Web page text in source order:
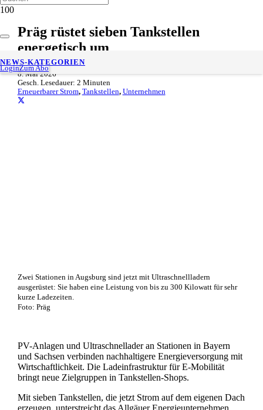
LoginZum Abo
NEWS-KATEGORIEN
Präg rüstet sieben Tankstellen
energetisch um
8. Mai 2026
Gesch. Lesedauer: 2 Minuten
Erneuerbarer Strom, Tankstellen, Unternehmen
Zwei Stationen in Augsburg sind jetzt mit Ultraschnellladern
ausgerüstet: Sie haben eine Leistung von bis zu 300 Kilowatt für sehr
kurze Ladezeiten.
Foto: Präg
PV-Anlagen und Ultraschnellader an Stationen in Bayern
und Sachsen verbinden nachhaltigere Energieversorgung mit
Wirtschaftlichkeit. Die Ladeinfrastruktur für E-Mobilität
bringt neue Zielgruppen in Tankstellen-Shops.
Mit sieben Tankstellen, die jetzt Strom auf dem eigenen Dach